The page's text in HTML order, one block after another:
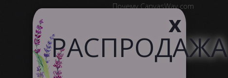
Почему CanvasWay.com
Качество Продукта
Отзывы Клиентов
Служба поддержки
Сотрудничество
x
РАСПРОДАЖА